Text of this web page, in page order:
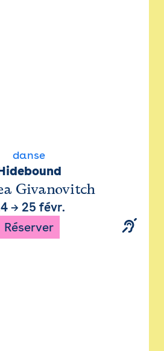
danse
Givanovitch
→ 25 févr.
Réserver